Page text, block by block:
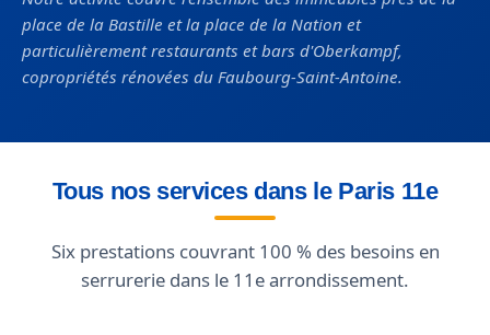
place de la Bastille et la place de la Nation et
particulièrement restaurants et bars d'Oberkampf,
copropriétés rénovées du Faubourg-Saint-Antoine.
Tous nos services dans le Paris 11e
Six prestations couvrant 100 % des besoins en
serrurerie dans le 11e arrondissement.